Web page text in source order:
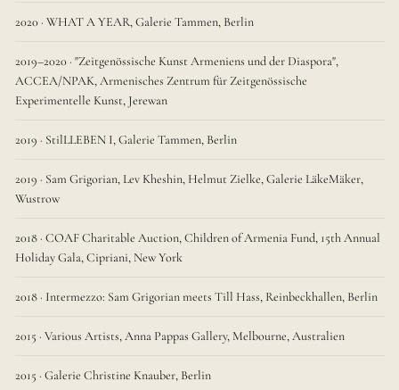
2020 · WHAT A YEAR, Galerie Tammen, Berlin
2019–2020 · "Zeitgenössische Kunst Armeniens und der Diaspora",
ACCEA/NPAK, Armenisches Zentrum für Zeitgenössische
Experimentelle Kunst, Jerewan
2019 · StilLLEBEN I, Galerie Tammen, Berlin
2019 · Sam Grigorian, Lev Kheshin, Helmut Zielke, Galerie LäkeMäker,
Wustrow
2018 · COAF Charitable Auction, Children of Armenia Fund, 15th Annual
Holiday Gala, Cipriani, New York
2018 · Intermezzo: Sam Grigorian meets Till Hass, Reinbeckhallen, Berlin
2015 · Various Artists, Anna Pappas Gallery, Melbourne, Australien
2015 · Galerie Christine Knauber, Berlin